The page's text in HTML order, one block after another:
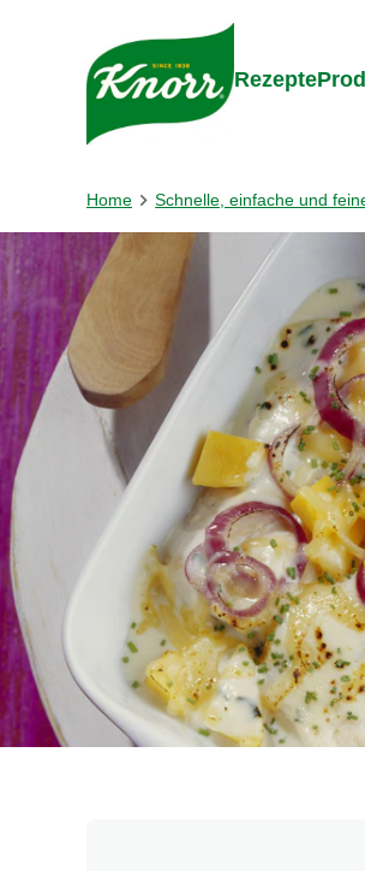
Gehe zu:
Rezepte
Home Schnelle, einfache und